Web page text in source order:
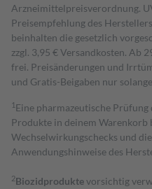
Arzneimittelpreisverordnung.
Preisempfehlung des
beinhalten die gesetzlich
zzgl. 3,95 € Versandkosten. Ab
frei. Preisänderungen und
und Gratis-Beigaben nur
1 Eine pharmazeutische
Produkte in deinem
Wechselwirkungschecks und
Anwendungshinweise des
2Biozidproduktevorsichtig